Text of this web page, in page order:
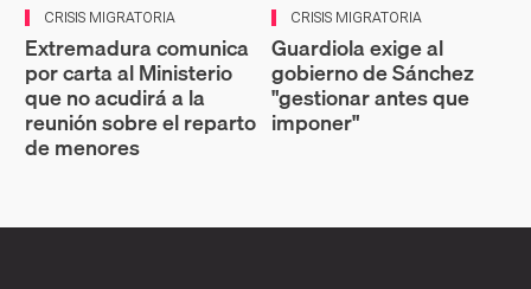
CRISIS MIGRATORIA
Extremadura comunica
por carta al Ministerio
que no acudirá a la
reunión sobre el reparto
de menores
CRISIS MIGRATORIA
Guardiola exige al
gobierno de Sánchez
"gestionar antes que
imponer"